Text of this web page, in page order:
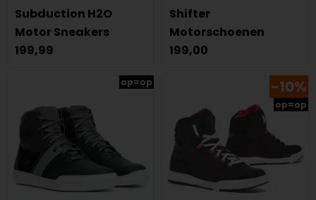
Subduction H2O
Motor Sneakers
199,99
Shifter
Motorschoenen
199,00
op=op -10%
op=op